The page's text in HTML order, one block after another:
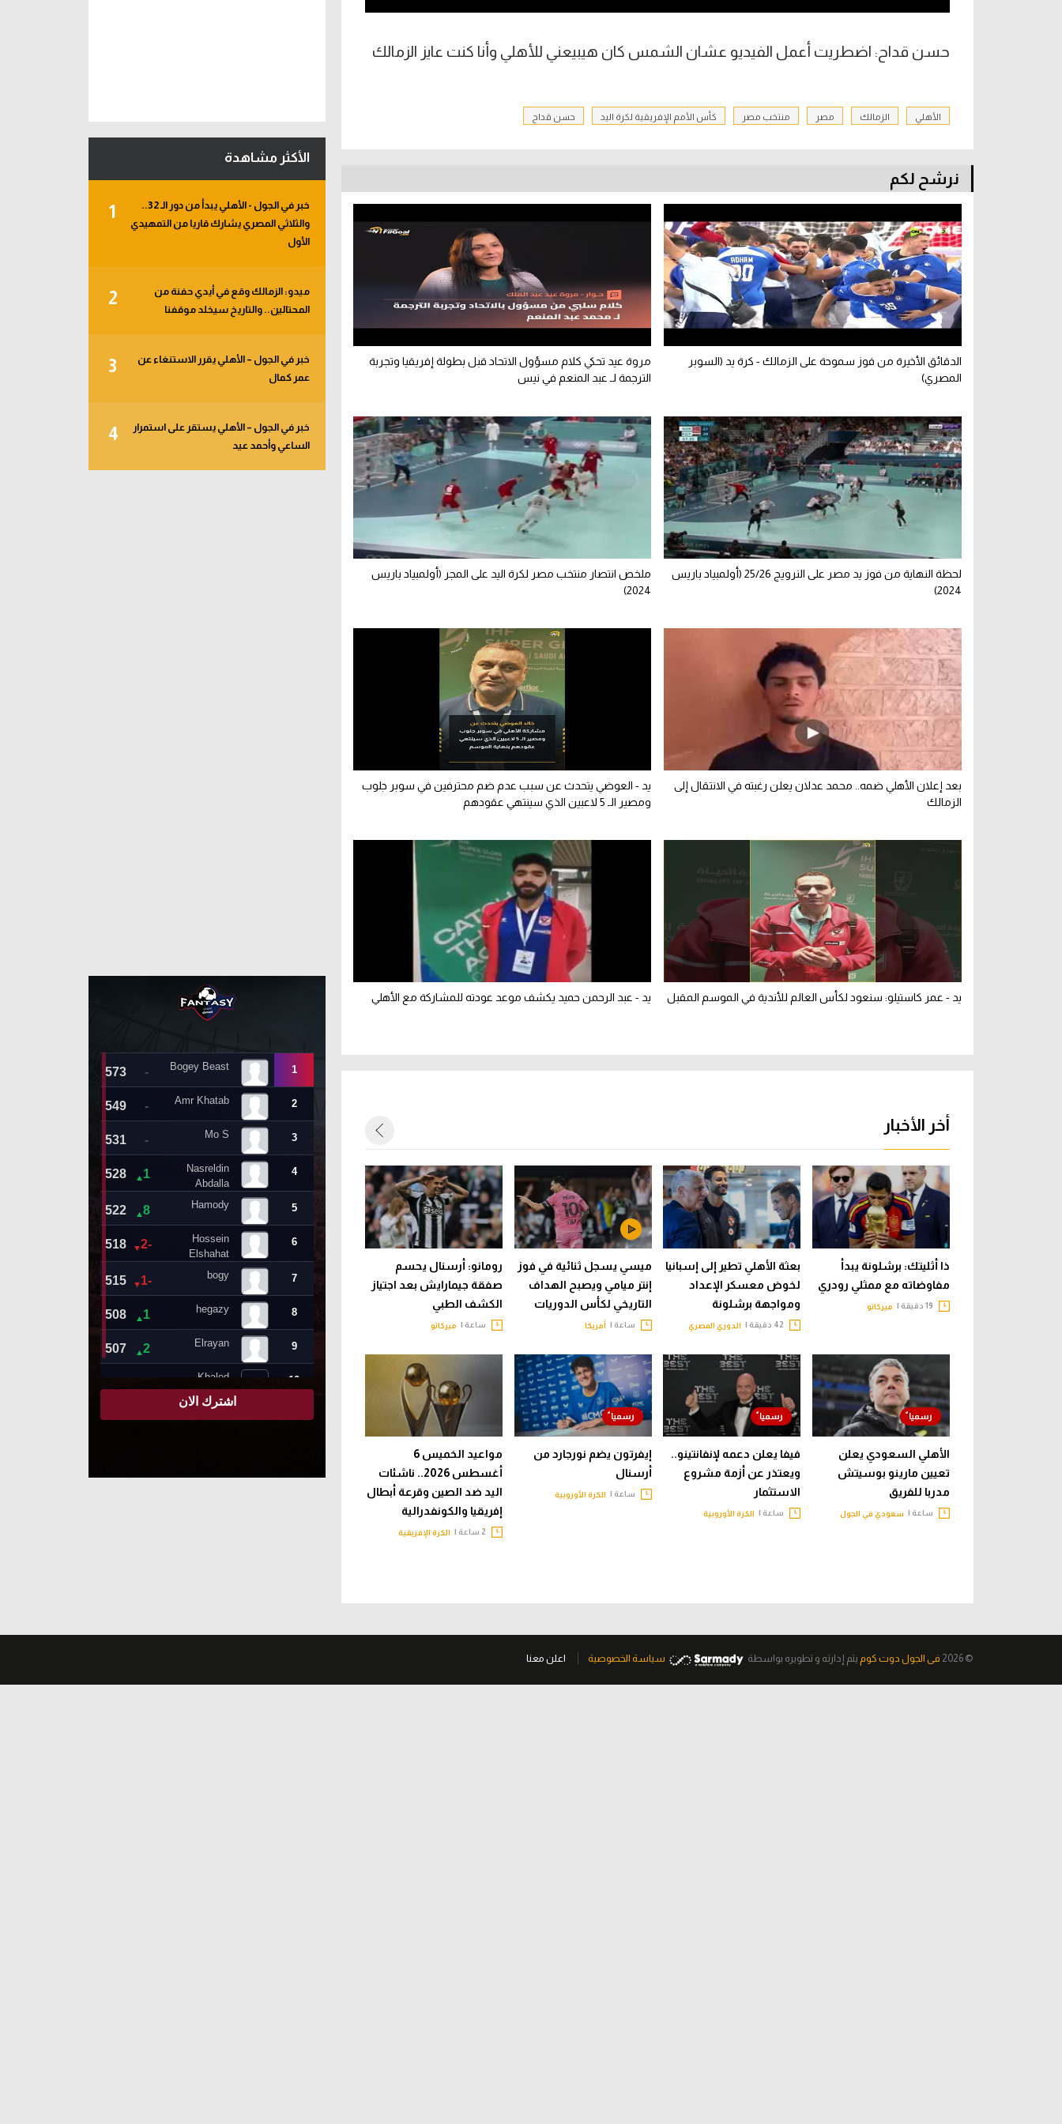
حسن قداح: اضطريت أعمل الفيديو عشان الشمس كان هيبيعني للأهلي وأنا كنت عايز الزمالك
الأهلي الزمالك مصر منتخب مصر كأس الأمم الإفريقية لكرة اليد حسن قداح
نرشح لكم
الدقائق الأخيرة من فوز سموحة على الزمالك - كرة يد (السوبر
المصري)
مروة عيد تحكي كلام مسؤول الاتحاد قبل بطولة إفريقيا وتجربة
الترجمة لـ عبد المنعم في نيس
لحظة النهاية من فوز يد مصر على النرويج 25/26 (أولمبياد باريس
2024)
ملخص انتصار منتخب مصر لكرة اليد على المجر (أولمبياد باريس
2024)
بعد إعلان الأهلي ضمه.. محمد عدلان يعلن رغبته في الانتقال إلى
الزمالك
يد - العوضي يتحدث عن سبب عدم ضم محترفين في سوبر جلوب
ومصير الـ 5 لاعبين الذي سينتهي عقودهم
يد - عمر كاستيلو: سنعود لكأس العالم للأندية في الموسم المقبل يد - عبد الرحمن حميد يكشف موعد عودته للمشاركة مع الأهلي
أخر الأخبار
ذا أثليتك: برشلونة يبدأ
مفاوضاته مع ممثلي رودري
ميركاتو
بعثة الأهلي تطير إلى إسبانيا
لخوض معسكر الإعداد
ومواجهة برشلونة
الدوري المصري
ميسي يسجل ثنائية في فوز
إنتر ميامي ويصبح الهداف
التاريخي لكأس الدوريات
ساعة | أمريكا
رومانو: أرسنال يحسم
صفقة جيمارايش بعد اجتياز
الكشف الطبي
ساعة | ميركاتو
الأهلي السعودي يعلن
تعيين مارينو بوسيتش
مدربا للفريق
ساعة | سعودي في الجول
فيفا يعلن دعمه لإنفانتينو..
ويعتذر عن أزمة مشروع
الاستثمار
ساعة | الكرة الأوروبية
إيفرتون يضم نورجارد من
أرسنال
ساعة | الكرة الأوروبية
مواعيد الخميس 6
أغسطس 2026.. ناشئات
اليد ضد الصين وقرعة أبطال
إفريقيا والكونفدرالية
الكرة الإفريقية
الأكثر مشاهدة
1
خبر في الجول - الأهلي يبدأ من دور الـ 32..
والثلاثي المصري يشارك قاريا من التمهيدي
الأول
2
ميدو: الزمالك وقع في أيدي حفنة من
المحتالين.. والتاريخ سيخلد موقفنا
3
خبر في الجول – الأهلي يقرر الاستنغاء عن
عمر كمال
4
خبر في الجول – الأهلي يستقر على استمرار
الساعي وأحمد عيد
© 2026 فى الجول دوت كوم يتم إدارته و تطويره بواسطة سياسة الخصوصية اعلن معنا